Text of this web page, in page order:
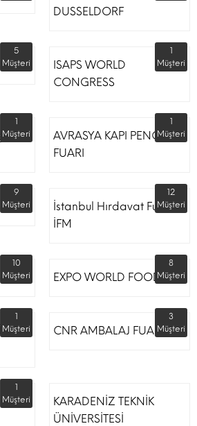
DUSSELDORF
5
Müşteri
ISAPS WORLD
CONGRESS
1
Müşteri
1
Müşteri
AVRASYA KAPI PENCERE
FUARI
1
Müşteri
9
Müşteri
İstanbul Hırdavat Fuarı
İFM
12
Müşteri
10
Müşteri
EXPO WORLD FOOD
8
Müşteri
1
Müşteri
CNR AMBALAJ FUARI
3
Müşteri
1
Müşteri
KARADENİZ TEKNİK
ÜNİVERSİTESİ